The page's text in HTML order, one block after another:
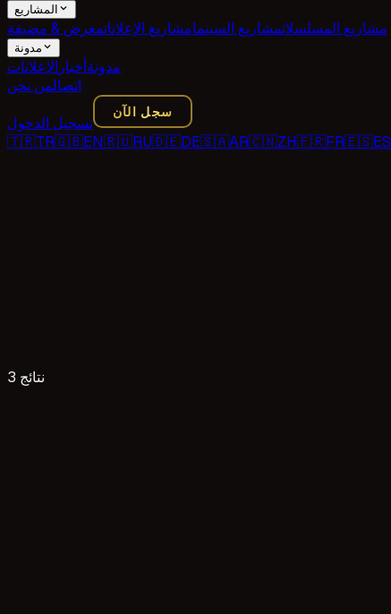
المشاريع
مشاريع المسلسلاتمشاريع السينمامشاريع الإعلاناتمعرض & مضيفة
مدونة
مدونةأخبار الإعلانات
اتصالمن نحن
تسجيل الدخول
سجل الآن
🇹🇷TR🇬🇧EN🇷🇺RU🇩🇪DE🇸🇦AR🇨🇳ZH🇫🇷FR🇪🇸ES
3 نتائج